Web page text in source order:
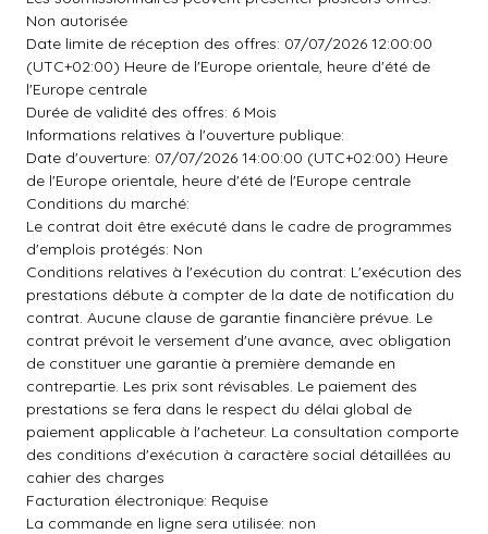
Non autorisée
Date limite de réception des offres: 07/07/2026 12:00:00
(UTC+02:00) Heure de l'Europe orientale, heure d'été de
l'Europe centrale
Durée de validité des offres: 6 Mois
Informations relatives à l'ouverture publique:
Date d'ouverture: 07/07/2026 14:00:00 (UTC+02:00) Heure
de l'Europe orientale, heure d'été de l'Europe centrale
Conditions du marché:
Le contrat doit être exécuté dans le cadre de programmes
d'emplois protégés: Non
Conditions relatives à l'exécution du contrat: L'exécution des
prestations débute à compter de la date de notification du
contrat. Aucune clause de garantie financière prévue. Le
contrat prévoit le versement d'une avance, avec obligation
de constituer une garantie à première demande en
contrepartie. Les prix sont révisables. Le paiement des
prestations se fera dans le respect du délai global de
paiement applicable à l'acheteur. La consultation comporte
des conditions d'exécution à caractère social détaillées au
cahier des charges
Facturation électronique: Requise
La commande en ligne sera utilisée: non